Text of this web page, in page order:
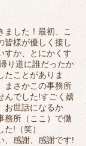
ました！最初、こ
皆様が優しく接し
すか、とにかくす
り道に誰だったか
たことがありま
まさかこの事務所
んでした!すごく嬉
お世話になるか
務所（ここ）で働
!（笑）
、感謝、感謝です!